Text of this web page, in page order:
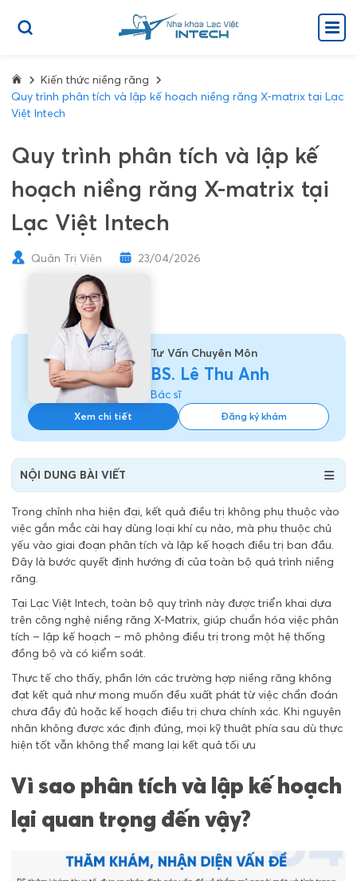
Kiến thức niềng răng
Quy trình phân tích và lập kế hoạch niềng răng X-matrix tại Lạc
Việt Intech
Quy trình phân tích và lập kế
hoạch niềng răng X-matrix tại
Lạc Việt Intech
Quản Trị Viên 23/04/2026
Tư Vấn Chuyên Môn
BS. Lê Thu Anh
Bác sĩ
Xem chi tiết Đăng ký khám
NỘI DUNG BÀI VIẾT
Trong chỉnh nha hiện đại, kết quả điều trị không phụ thuộc vào
việc gắn mắc cài hay dùng loại khí cụ nào, mà phụ thuộc chủ
yếu vào giai đoạn phân tích và lập kế hoạch điều trị ban đầu.
Đây là bước quyết định hướng đi của toàn bộ quá trình niềng
răng.
Tại Lạc Việt Intech, toàn bộ quy trình này được triển khai dựa
trên công nghệ niềng răng X-Matrix, giúp chuẩn hóa việc phân
tích – lập kế hoạch – mô phỏng điều trị trong một hệ thống
đồng bộ và có kiểm soát.
Thực tế cho thấy, phần lớn các trường hợp niềng răng không
đạt kết quả như mong muốn đều xuất phát từ việc chẩn đoán
chưa đầy đủ hoặc kế hoạch điều trị chưa chính xác. Khi nguyên
nhân không được xác định đúng, mọi kỹ thuật phía sau dù thực
hiện tốt vẫn không thể mang lại kết quả tối ưu
Vì sao phân tích và lập kế hoạch
lại quan trọng đến vậy?